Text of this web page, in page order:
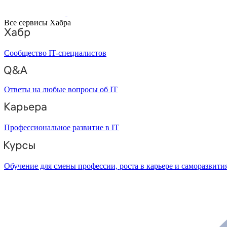
Все сервисы Хабра
Сообщество IT-специалистов
Ответы на любые вопросы об IT
Профессиональное развитие в IT
Обучение для смены профессии, роста в карьере и